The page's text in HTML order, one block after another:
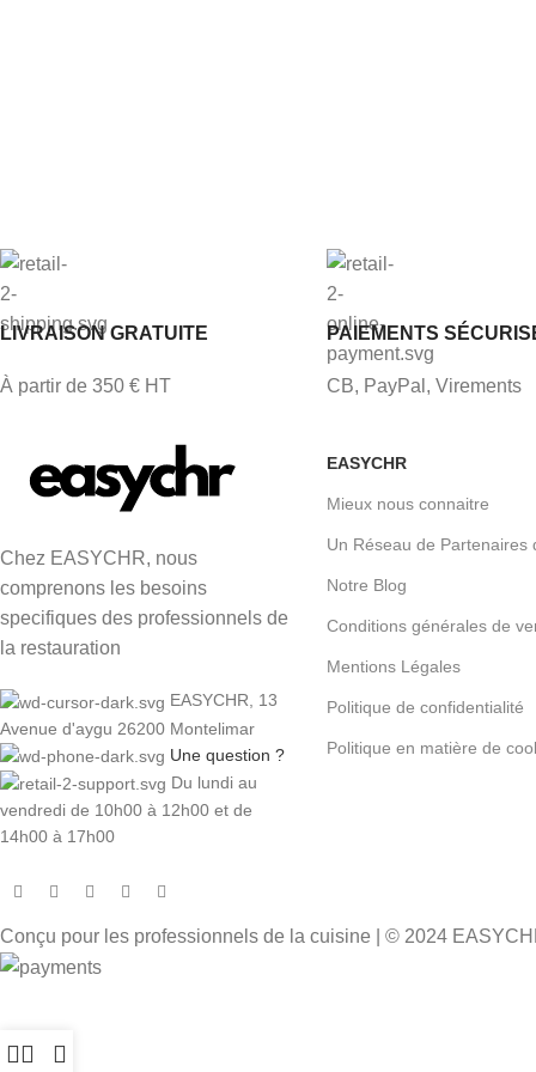
LIVRAISON GRATUITE
À partir de 350 € HT
PAIEMENTS
CB, PayPal, Virements
Chez EASYCHR, nous
comprenons les besoins
specifiques des professionnels de
la restauration
EASYCHR, 13
Avenue d'aygu 26200 Montelimar
Une question ?
Du lundi au
vendredi de 10h00 à 12h00 et de
14h00 à 17h00
EASYCHR
Mieux nous connaitre
Un Réseau de Partenaires
Notre Blog
Conditions générales de
Mentions Légales
Politique de confidentialité
Politique en matière de
Conçu pour les professionnels de la cuisine | © 2024